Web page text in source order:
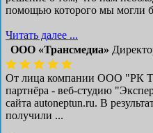
помощью которого мы могли
Читать далее ...
ООО «Трансмедиа»
От лица компании ООО "РК
партнёра - веб-студию
сайта autoneptun.ru. В
получили ...